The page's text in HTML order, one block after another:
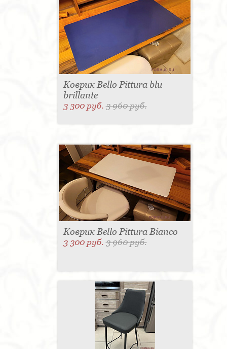
Коврик Bello Pittura blu
brillante
3 300 руб.3 960 руб.
Коврик Bello Pittura Bianco
3 300 руб.3 960 руб.